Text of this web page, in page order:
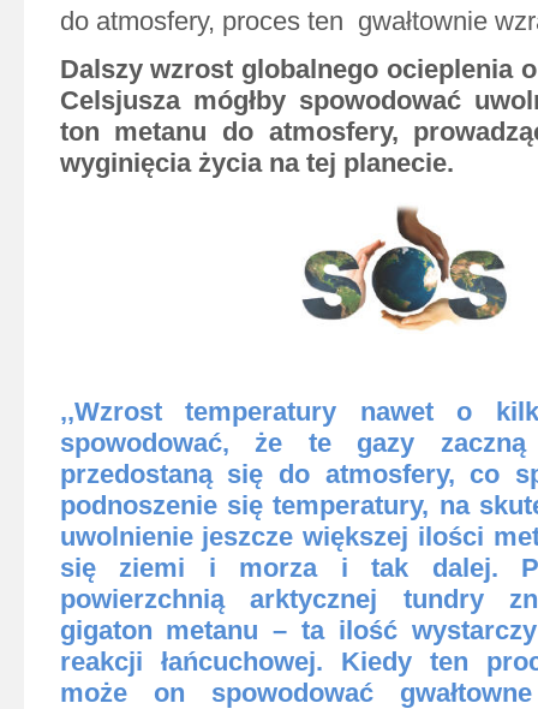
do atmosfery, proces ten gwałtownie
Dalszy wzrost globalnego ocieplenia
Celsjusza mógłby spowodować
ton metanu do atmosfery,
wyginięcia życia na tej planecie.
,,Wzrost temperatury nawet o
spowodować, że te gazy
przedostaną się do atmosfery, co
podnoszenie się temperatury, na
uwolnienie jeszcze większej ilości
się ziemi i morza i tak dalej.
powierzchnią arktycznej tundry
gigaton metanu – ta ilość
reakcji łańcuchowej. Kiedy ten
może on spowodować